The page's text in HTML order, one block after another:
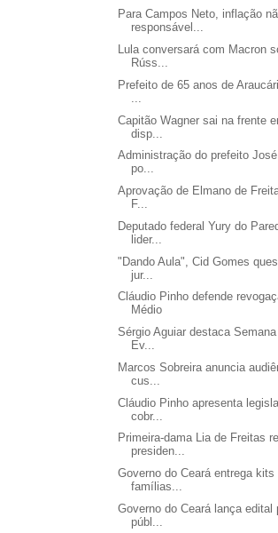
Para Campos Neto, inflação
responsável...
Lula conversará com Macron
Rúss...
Prefeito de 65 anos de
Capitão Wagner sai na frente
disp...
Administração do prefeito
po...
Aprovação de Elmano de
F...
Deputado federal Yury do
lider...
"Dando Aula", Cid Gomes
jur...
Cláudio Pinho defende
Médio
Sérgio Aguiar destaca
Ev...
Marcos Sobreira anuncia
cus...
Cláudio Pinho apresenta
cobr...
Primeira-dama Lia de Freitas
presiden...
Governo do Ceará entrega
famílias...
Governo do Ceará lança edital
públ...